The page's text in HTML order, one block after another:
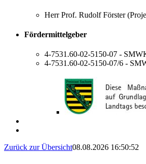
Herr Prof. Rudolf Förster
Fördermittelgeber
4-7531.60-02-5150-07 -
4-7531.60-02-5150-07/6 -
Zurück zur Übersicht08.08.2026 16:50:52